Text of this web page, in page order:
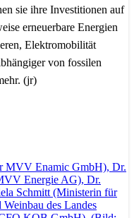
sie ihre Investitionen auf
erneuerbare Energien
Elektromobilität
von fossilen
(jr)